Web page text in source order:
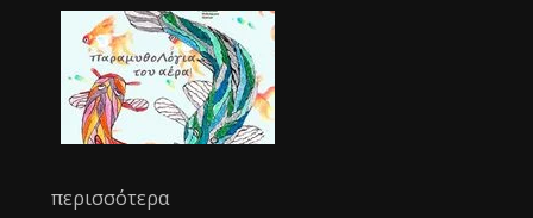
περισσότερα